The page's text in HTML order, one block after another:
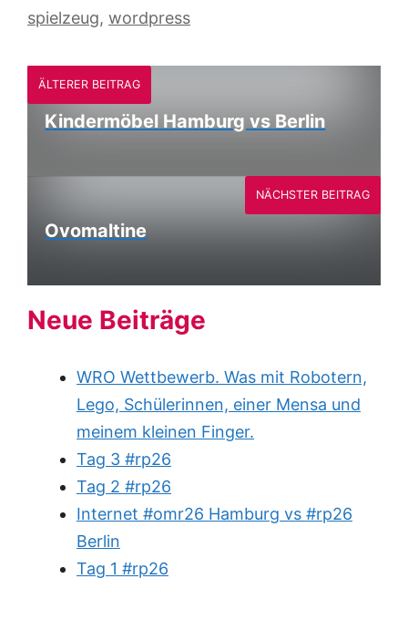
spielzeug, wordpress
ÄLTERER BEITRAG
Kindermöbel Hamburg vs Berlin
Ovomaltine
NÄCHSTER BEITRAG
Neue Beiträge
WRO Wettbewerb. Was mit Robotern,
Lego, Schülerinnen, einer Mensa und
meinem kleinen Finger.
Tag 3 #rp26
Tag 2 #rp26
Internet #omr26 Hamburg vs #rp26
Berlin
Tag 1 #rp26